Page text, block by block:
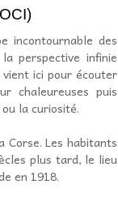
incontournable des
perspective infinie
ici pour écouter
chaleureuses puis
la curiosité.
Les habitants
plus tard, le lieu
en 1918.